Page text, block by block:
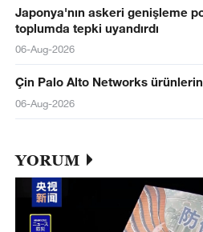
Japonya'nın askeri genişleme
toplumda tepki uyandırdı
06-Aug-2026
Çin Palo Alto Networks
06-Aug-2026
YORUM